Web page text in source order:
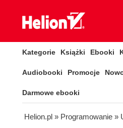
Kategorie Książki Ebooki
Audiobooki Promocje
Darmowe ebooki
Helion.pl » Programowanie »